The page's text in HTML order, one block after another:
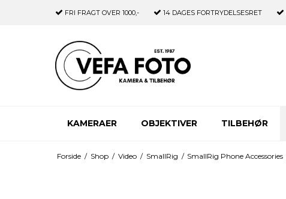
FRI FRAGT OVER 1000,- 14 DAGES FORTRYDELSESRET
KAMERAER OBJEKTIVER TILBEHØR
Forside / Shop / Video / SmallRig / SmallRig Phone Accessories